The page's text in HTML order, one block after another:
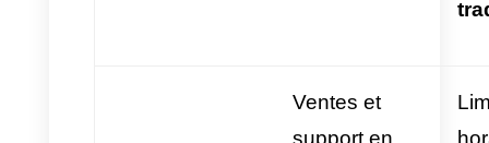
Ce sont des modèles